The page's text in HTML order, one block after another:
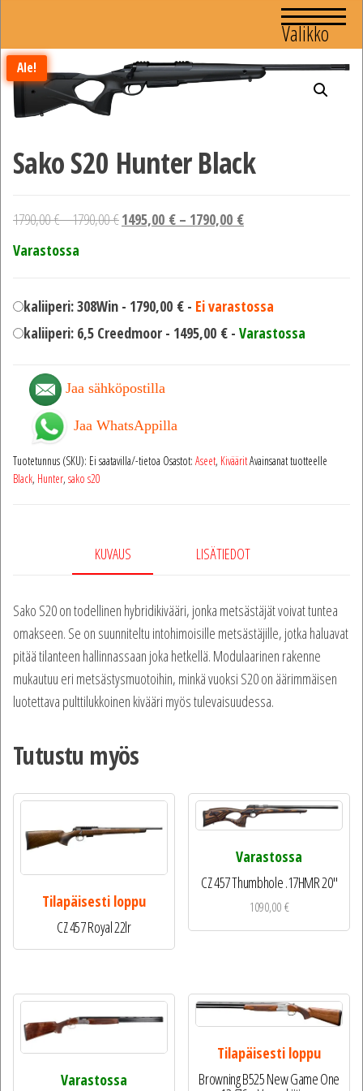
Valikko
Ale!
Sako S20 Hunter Black
1790,00€–1790,00€1495,00 € – 1790,00 €
Varastossa
kaliiperi: 308Win - 1790,00 € - Ei varastossa
kaliiperi: 6,5 Creedmoor - 1495,00 € - Varastossa
Jaa sähköpostilla
Jaa WhatsAppilla
Tuotetunnus (SKU): Ei saatavilla/-tietoa Osastot: Aseet, KivääritAvainsanat tuotteelle
Black, Hunter, sako s20
KUVAUS LISÄTIEDOT
Sako S20 on todellinen hybridikivääri, jonka metsästäjät voivat tuntea
omakseen. Se on suunniteltu intohimoisille metsästäjille, jotka haluavat
pitää tilanteen hallinnassaan joka hetkellä. Modulaarinen rakenne
mukautuu eri metsästysmuotoihin, minkä vuoksi S20 on äärimmäisen
luotettava pulttilukkoinen kivääri myös tulevaisuudessa.
Tutustu myös
Tilapäisesti loppu
CZ 457 Royal 22lr
Varastossa
CZ 457 Thumbhole .17HMR 20″
1090,00€
Varastossa
Tilapäisesti loppu
Browning B525 New Game One